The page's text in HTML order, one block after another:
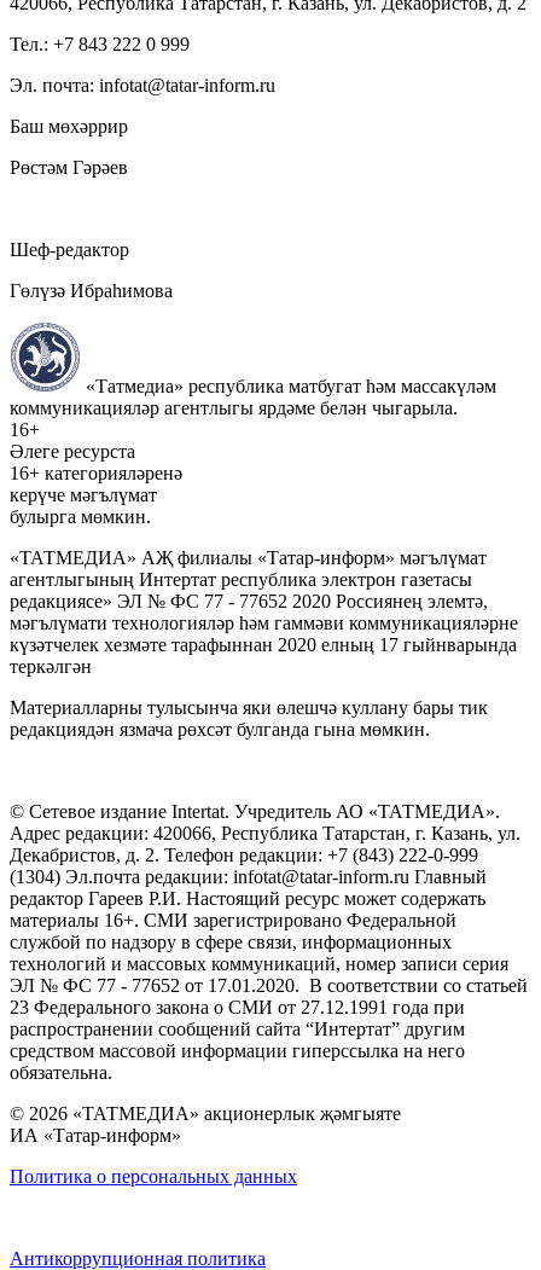
Тел.: +7 843 222 0 999
Эл. почта: infotat@tatar-inform.ru
Баш мөхәррир
Рөстәм Гәрәев
Шеф-редактор
Гөлүзә Ибраһимова
«Татмедиа» республика матбугат һәм массакүләм
коммуникацияләр агентлыгы ярдәме белән чыгарыла.
16+
Әлеге ресурста
16+ категорияләренә
керүче мәгълүмат
булырга мөмкин.
«ТАТМЕДИА» АҖ филиалы «Татар-информ» мәгълүмат
агентлыгының Интертат республика электрон газетасы
редакциясе» ЭЛ № ФС 77 - 77652 2020 Россиянең элемтә,
мәгълүмати технологияләр һәм гаммәви коммуникацияләрне
күзәтчелек хезмәте тарафыннан 2020 елның 17 гыйнварында
теркәлгән
Материалларны тулысынча яки өлешчә куллану бары тик
редакциядән язмача рөхсәт булганда гына мөмкин.
© Сетевое издание Intertat. Учредитель АО «ТАТМЕДИА».
Адрес редакции: 420066, Республика Татарстан, г. Казань, ул.
Декабристов, д. 2. Телефон редакции: +7 (843) 222-0-999
(1304) Эл.почта редакции: infotat@tatar-inform.ru Главный
редактор Гареев Р.И. Настоящий ресурс может содержать
материалы 16+. СМИ зарегистрировано Федеральной
службой по надзору в сфере связи, информационных
технологий и массовых коммуникаций, номер записи серия
ЭЛ № ФС 77 - 77652 от 17.01.2020. В соответствии со статьей
23 Федерального закона о СМИ от 27.12.1991 года при
распространении сообщений сайта “Интертат” другим
средством массовой информации гиперссылка на него
обязательна.
© 2026 «ТАТМЕДИА» акционерлык җәмгыяте
ИА «Татар-информ»
Политика о персональных данных
Антикоррупционная политика